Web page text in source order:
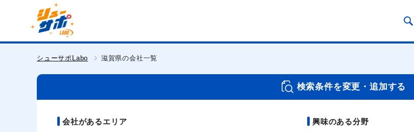
シューサポLabo 滋賀県の会社一覧
検索条件を変更・追加する
会社があるエリア 興味のある分野